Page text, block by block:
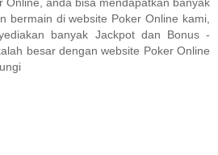
bermain di website Poker Online kami,
banyak Jackpot dan Bonus -
besar dengan website Poker Online